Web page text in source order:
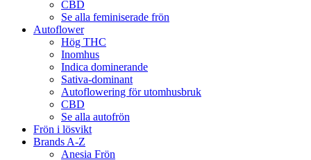
CBD
Se alla feminiserade frön
Autoflower
Hög THC
Inomhus
Indica dominerande
Sativa-dominant
Autoflowering för utomhusbruk
CBD
Se alla autofrön
Frön i lösvikt
Brands A-Z
Anesia Frön